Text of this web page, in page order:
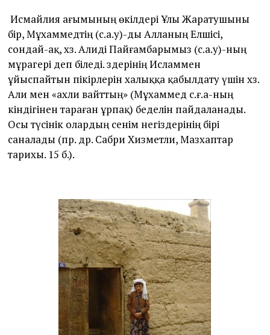
Исмайлия ағымының өкілдері Ұлы Жаратушыны
бір, Мұхаммедтің (с.а.у)-ды Алланың Елшісі,
сондай-ақ, хз. Алиді Пайғамбарымыз (с.а.у)-ның
мұрагері деп біледі. Өздерінің Исламмен
ұйыспайтын пікірлерін халыққа қабылдату үшін хз.
Али мен «ахли вайттың» (Мұхаммед с.ғ.а-ның
кіндігінен тараған ұрпақ) беделін пайдаланады.
Осы түсінік олардың сенім негіздерінің бірі
саналады (пр. др. Сабри Хизметли, Мазхаптар
тарихы. 15 б.).